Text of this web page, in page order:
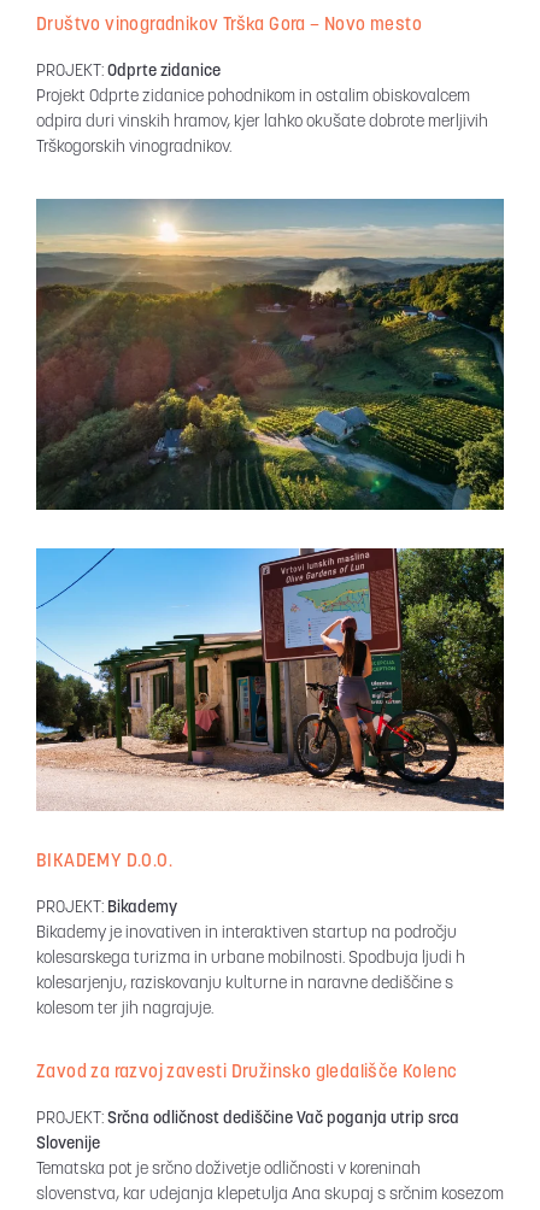
Društvo vinogradnikov Trška Gora – Novo mesto
PROJEKT: Odprte zidanice
Projekt Odprte zidanice pohodnikom in ostalim obiskovalcem
odpira duri vinskih hramov, kjer lahko okušate dobrote merljivih
Trškogorskih vinogradnikov.
BIKADEMY D.O.O.
PROJEKT: Bikademy
Bikademy je inovativen in interaktiven startup na področju
kolesarskega turizma in urbane mobilnosti. Spodbuja ljudi h
kolesarjenju, raziskovanju kulturne in naravne dediščine s
kolesom ter jih nagrajuje.
Zavod za razvoj zavesti Družinsko gledališče Kolenc
PROJEKT: Srčna odličnost dediščine Vač poganja utrip srca
Slovenije
Tematska pot je srčno doživetje odličnosti v koreninah
slovenstva, kar udejanja klepetulja Ana skupaj s srčnim kosezom